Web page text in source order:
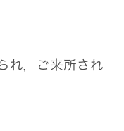
れ，ご来所され